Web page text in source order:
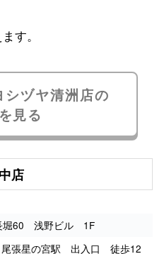
す。
ヅヤ清洲店の
見る
店
堀60 浅野ビル 1F
尾張星の宮駅 出入口 徒歩12